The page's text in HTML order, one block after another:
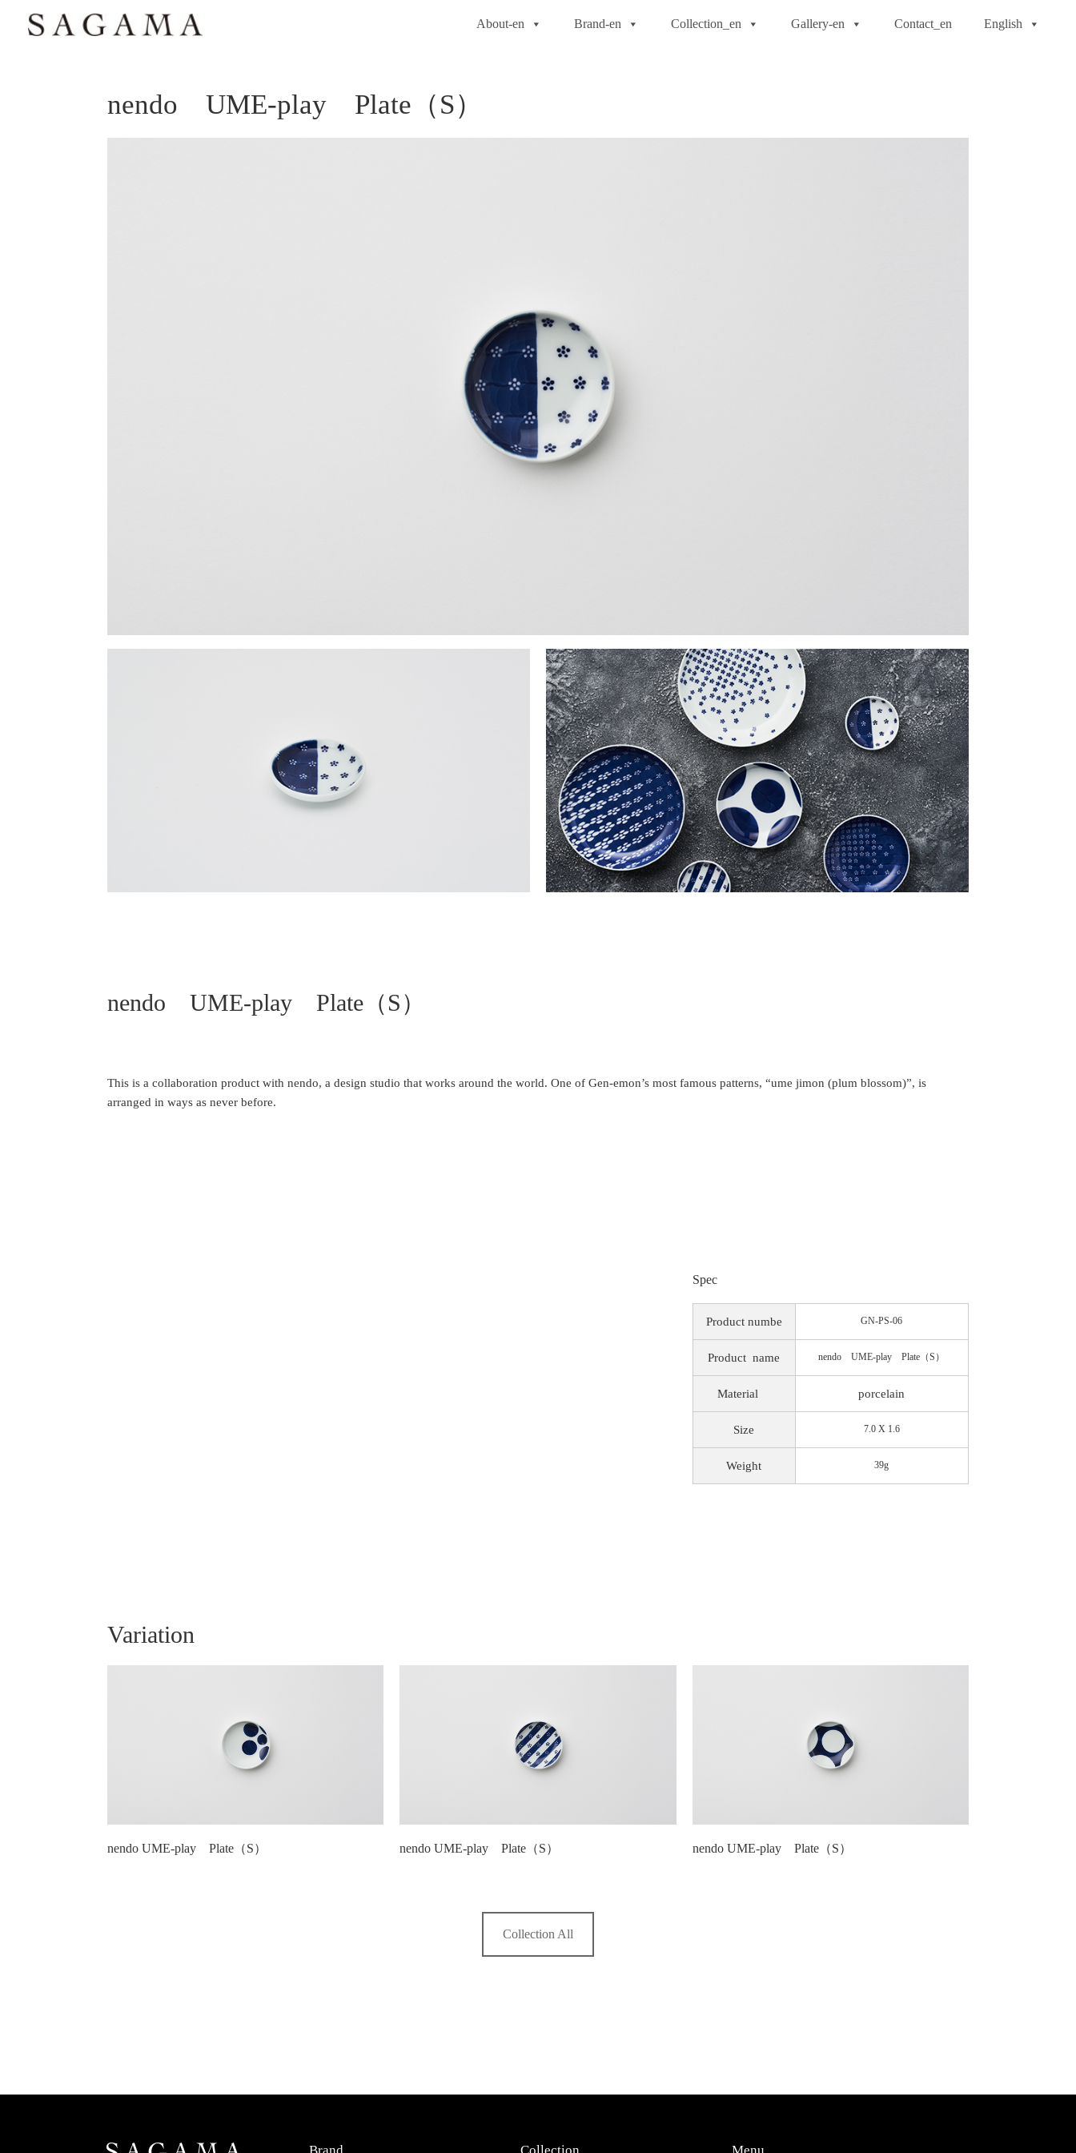
About-en Brand-en Collection_en Gallery-en Contact_en English
nendo UME-play Plate（S）
nendo UME-play Plate（S）
This is a collaboration product with nendo, a design studio that works around the world. One of Gen-emon’s most famous patterns, “ume jimon (plum blossom)”, is
arranged in ways as never before.
Spec
Product numbe GN-PS-06
Product name nendo UME-play Plate（S）
Material porcelain
Size 7.0 X 1.6
Weight 39g
Variation
nendo UME-play Plate（S） nendo UME-play Plate（S） nendo UME-play Plate（S）
Collection All